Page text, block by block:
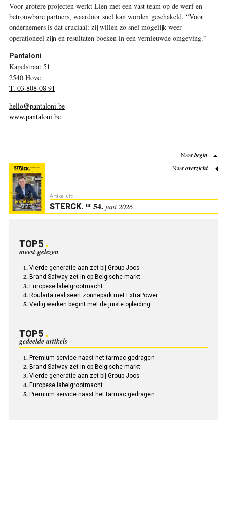
Voor grotere projecten werkt Lien met een vast team op de werf en
betrouwbare partners, waardoor snel kan worden geschakeld. “Voor
ondernemers is dat cruciaal: zij willen zo snel mogelijk weer
operationeel zijn en resultaten boeken in een vernieuwde omgeving.”
Pantaloni
Kapelstraat 51
2540 Hove
T. 03 808 08 91
hello@pantaloni.be
www.pantaloni.be
Naarbegin
Naaroverzicht
Artikel uit:
STERCK. nr54. juni 2026
TOP5
meest gelezen
Vierde generatie aan zet bij Group Joos
Brand Safway zet in op Belgische markt
Europese labelgrootmacht
Roularta realiseert zonnepark met ExtraPower
Veilig werken begint met de juiste opleiding
TOP5
gedeelde artikels
Premium service naast het tarmac gedragen
Brand Safway zet in op Belgische markt
Vierde generatie aan zet bij Group Joos
Europese labelgrootmacht
Premium service naast het tarmac gedragen